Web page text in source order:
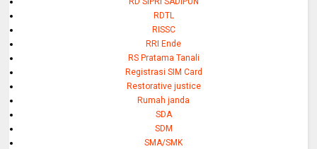
RDTL
RISSC
RRI Ende
RS Pratama Tanali
Registrasi SIM Card
Restorative justice
Rumah janda
SDA
SDM
SMA/SMK